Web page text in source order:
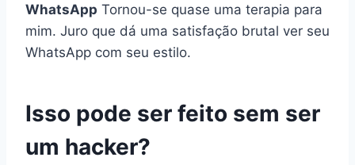
WhatsApp Tornou-se quase uma terapia para
mim. Juro que dá uma satisfação brutal ver seu
WhatsApp com seu estilo.
Isso pode ser feito sem ser
um hacker?